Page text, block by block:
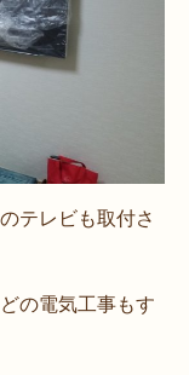
テレビも取付さ
の電気工事もす